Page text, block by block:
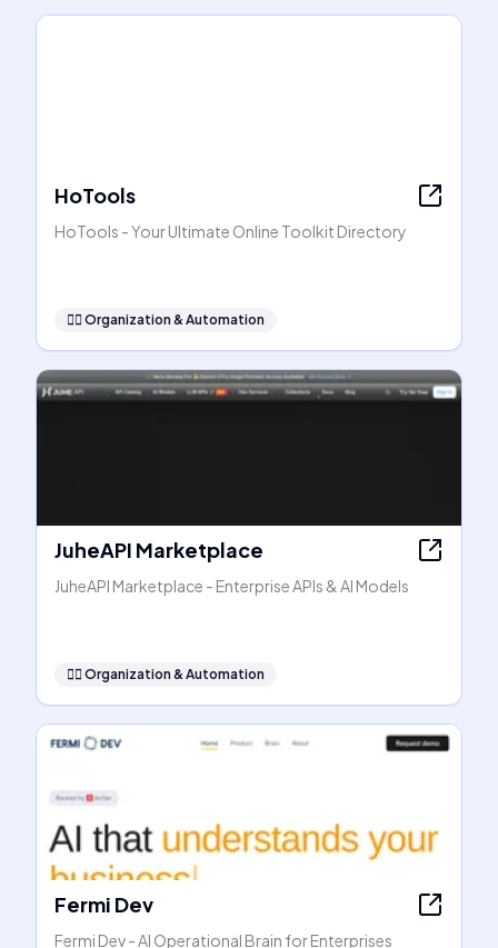
HoTools
HoTools - Your Ultimate Online Toolkit Directory
🧞‍♂️ Organization & Automation
JuheAPI Marketplace
JuheAPI Marketplace - Enterprise APIs & AI Models
🧞‍♂️ Organization & Automation
Fermi Dev
Fermi Dev - AI Operational Brain for Enterprises